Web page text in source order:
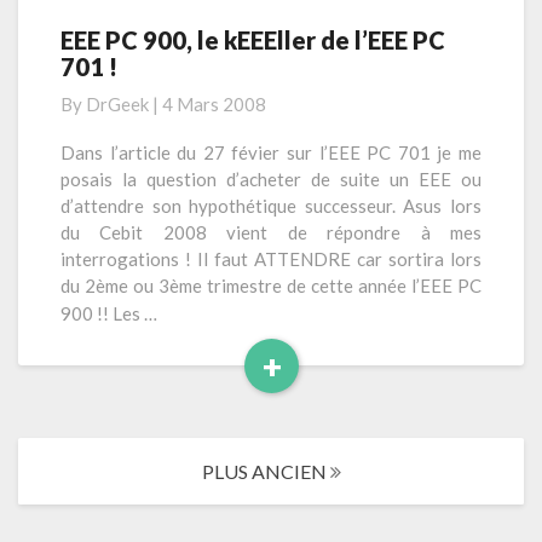
b
l
e
n
g
r
a
n
d
e
u
t
t
E
E
E
P
C
9
0
0
,
l
e
EEE PC 900, le kEEEller de l’EEE PC
701 !
By DrGeek | 4 Mars 2008
Dans l’article du 27 févier sur l’EEE PC 701 je me
posais la question d’acheter de suite un EEE ou
d’attendre son hypothétique successeur. Asus lors
du Cebit 2008 vient de répondre à mes
interrogations ! Il faut ATTENDRE car sortira lors
du 2ème ou 3ème trimestre de cette année l’EEE PC
900 !! Les …
+
L
r
e
l
des
PLUS ANCIEN